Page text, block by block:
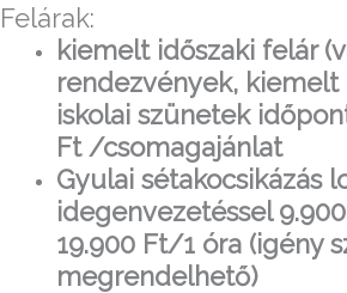
Felárak:
kiemelt időszaki felár
rendezvények, kiemelt
iskolai szünetek
Ft /csomagajánlat
Gyulai sétakocsikázás
idegenvezetéssel
19.900 Ft/1 óra (igény
megrendelhető)